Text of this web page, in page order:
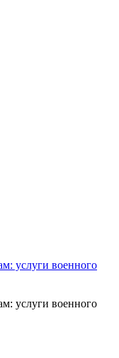
услуги военного
услуги военного